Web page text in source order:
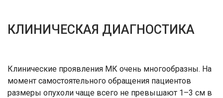
КЛИНИЧЕСКАЯ ДИАГНОСТИКА
Клинические проявления МК очень многообразны. На
момент самостоятельного обращения пациентов
размеры опухоли чаще всего не превышают 1–3 см в